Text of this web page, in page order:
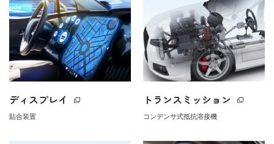
ディスプレイ
貼合装置
トランスミッション
コンデンサ式抵抗溶接機